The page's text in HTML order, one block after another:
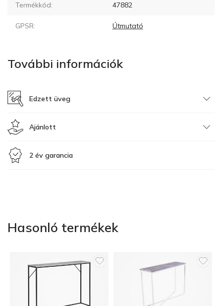
Termékkód: 47882
GPSR: Útmutató
További információk
Edzett üveg
Ajánlott
2 év garancia
Hasonló termékek